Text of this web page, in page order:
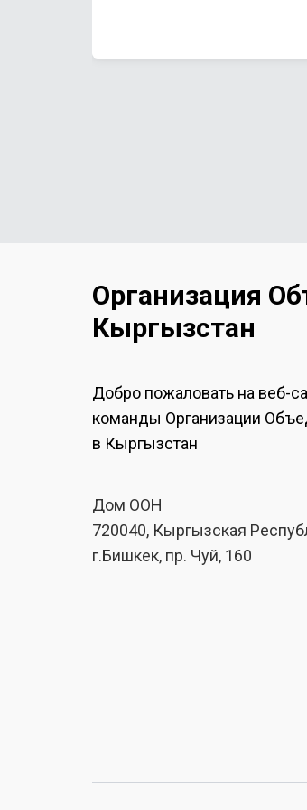
Организация
Кыргызстан
Добро пожаловать на веб-
команды Организации
в Кыргызстан
Дом ООН
720040, Кыргызская
г.Бишкек, пр. Чуй, 160